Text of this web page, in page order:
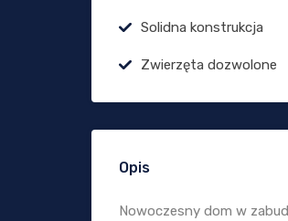
Solidna konstrukcja
Zwierzęta dozwolone
Opis
Nowoczesny dom w